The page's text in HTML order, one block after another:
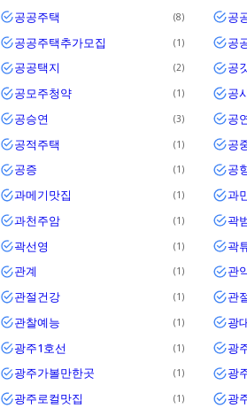
공공주택 8 공
공공주택추가모집 1 공
공공택지 2 공
공모주청약 1 공
공승연 3 공
공적주택 1 공
공증 1 공
과메기맛집 1 과
과천주암 1 곽
곽선영 1 곽
관계 1 관
관절건강 1 관
관찰예능 1 광
광주1호선 1 광
광주가볼만한곳 1 광
광주로컬맛집 1 광